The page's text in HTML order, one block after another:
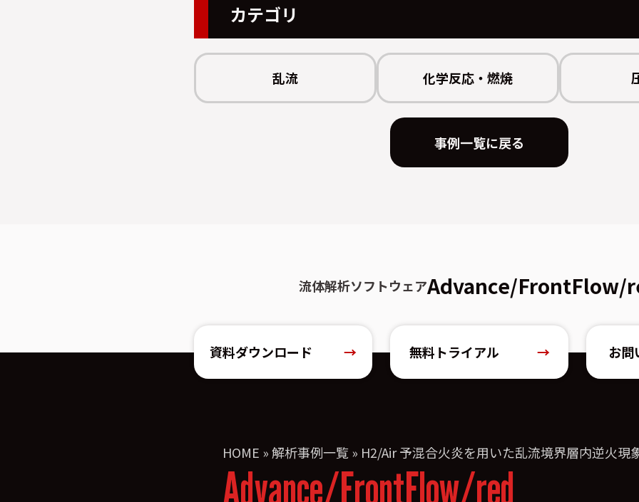
カテゴリ
乱流 化学反応・燃焼
事例一覧に戻る
流体解析ソフトウェアAdvance/FrontFlow/
資料ダウンロード → 無料トライアル → お問
HOME »解析事例一覧» H2/Air 予混合火炎を用いた乱流境界層内逆火現
Advance/FrontFlow/red